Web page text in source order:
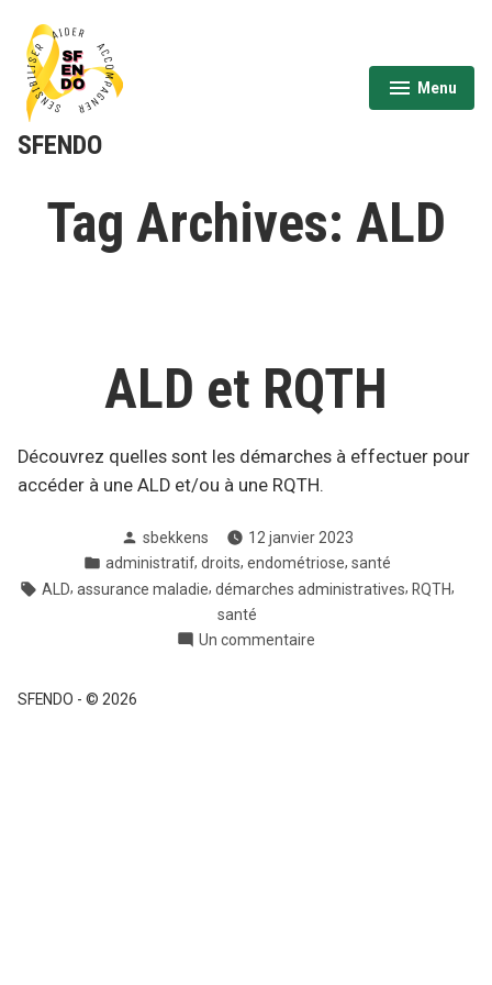
contenu
SFENDO
Menu
expanded
collapsed
Tag Archives: ALD
ALD et RQTH
Découvrez quelles sont les démarches à effectuer pour
accéder à une ALD et/ou à une RQTH.
Posté
par
sbekkens
12 janvier 2023
Posté
dans
administratif, droits, endométriose, santé
Tags:
ALD, assurance maladie, démarches administratives, RQTH,
santé
Un commentaire
SFENDO - © 2026